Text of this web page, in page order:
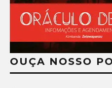
OUÇA NOSSO